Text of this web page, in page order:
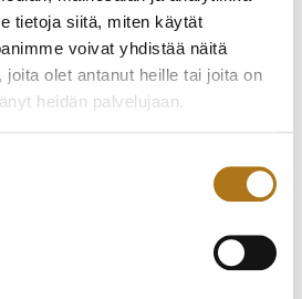
tietoja siitä, miten käytät
voivat yhdistää näitä
joita olet antanut heille tai joita on
heidän palvelujaan.
FLORA-003
125,00 €